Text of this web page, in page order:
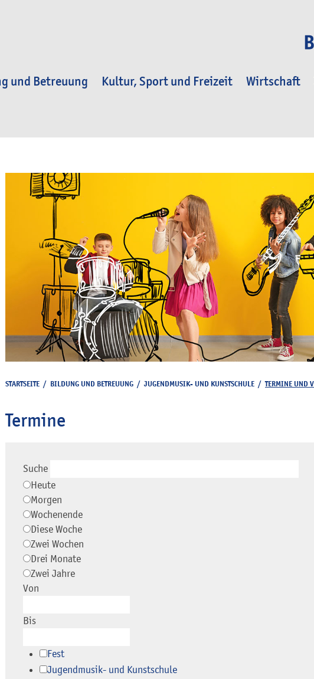
und Betreuung Kultur, Sport und Freizeit Wirtschaft
STARTSEITE / BILDUNG UND BETREUUNG /JUGENDMUSIK- UND KUNSTSCHULE /TERMINE UND
Termine
Suche
Heute
Morgen
Wochenende
Diese Woche
Zwei Wochen
Drei Monate
Zwei Jahre
Von
Bis
Fest
Jugendmusik- und Kunstschule